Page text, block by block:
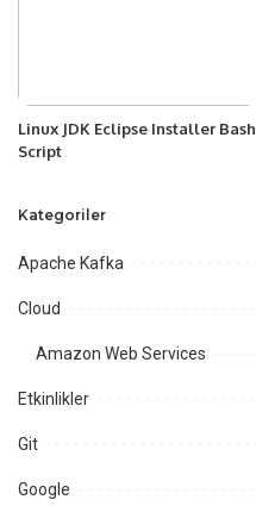
Linux JDK Eclipse Installer Bash
Script
Kategoriler
Apache Kafka
Cloud
Amazon Web Services
Etkinlikler
Git
Google